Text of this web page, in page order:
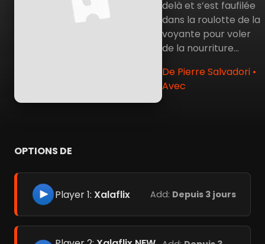
delà et s’est faufilée
dans la roulotte de la
voyante pour voler
de la nourriture…
De Pierre Salvadori •
Avec
OPTIONS DE
Player 1: Xalaflix Add: Depuis 3 jours